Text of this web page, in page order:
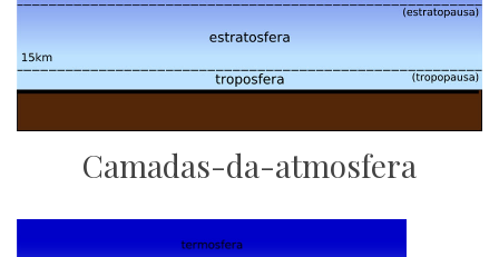
Camadas-da-atmosfera